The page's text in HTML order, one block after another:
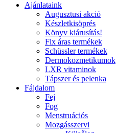
Ajánlataink
Augusztusi akció
Készletkisöprés
Könyv kiárusítás!
Fix áras termékek
Schüssler termékek
Dermokozmetikumok
LXR vitaminok
Tápszer és pelenka
Fájdalom
Fej
Fog
Menstruációs
Mozgásszervi